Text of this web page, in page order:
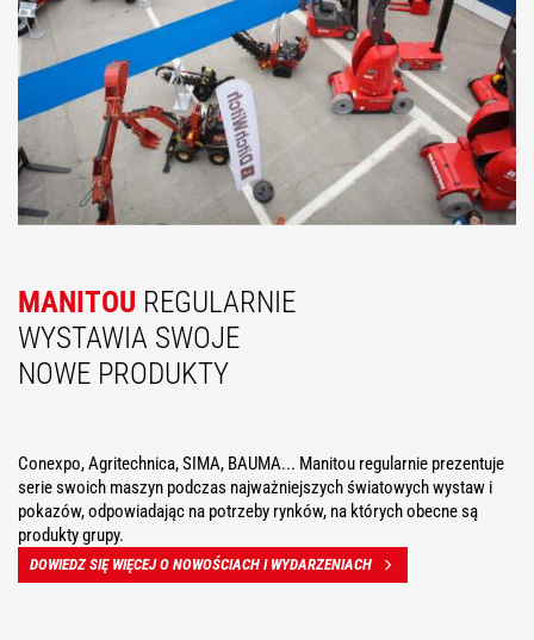
MANITOU REGULARNIE
WYSTAWIA SWOJE
NOWE PRODUKTY
Conexpo, Agritechnica, SIMA, BAUMA... Manitou regularnie prezentuje
serie swoich maszyn podczas najważniejszych światowych wystaw i
pokazów, odpowiadając na potrzeby rynków, na których obecne są
produkty grupy.
DOWIEDZ SIĘ WIĘCEJ O NOWOŚCIACH I WYDARZENIACH